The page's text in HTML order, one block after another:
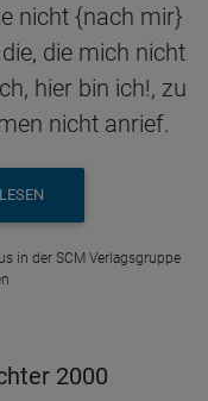
nicht {nach mir}
die mich nicht
hier bin ich!, zu
nicht anrief.
in der SCM Verlagsgruppe
2000